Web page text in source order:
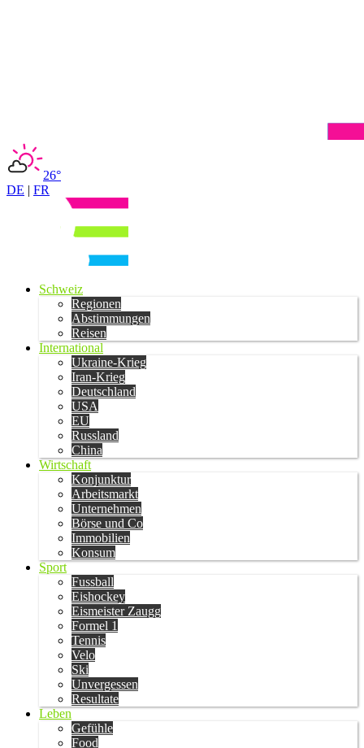
26°
DE | FR
Schweiz
Regionen
Abstimmungen
Reisen
International
Ukraine-Krieg
Iran-Krieg
Deutschland
USA
EU
Russland
China
Wirtschaft
Konjunktur
Arbeitsmarkt
Unternehmen
Börse und Co
Immobilien
Konsum
Sport
Fussball
Eishockey
Eismeister Zaugg
Formel 1
Tennis
Velo
Ski
Unvergessen
Resultate
Leben
Gefühle
Food